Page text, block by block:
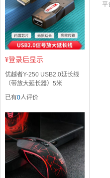
¥登录后显示
优越者Y-250 USB2.0延长线
（带放大延长器）5米
已有0人评价
平